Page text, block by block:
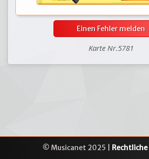
Einen Fehler melden
Karte Nr.5781
© Musicanet 2025 |